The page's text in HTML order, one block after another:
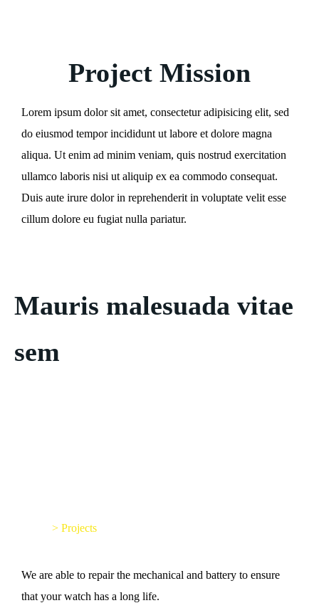
Project Mission
Lorem ipsum dolor sit amet, consectetur adipisicing elit, sed
do eiusmod tempor incididunt ut labore et dolore magna
aliqua. Ut enim ad minim veniam, quis nostrud exercitation
ullamco laboris nisi ut aliquip ex ea commodo consequat.
Duis aute irure dolor in reprehenderit in voluptate velit esse
cillum dolore eu fugiat nulla pariatur.
Mauris malesuada vitae
sem
> Projects
We are able to repair the mechanical and battery to ensure
that your watch has a long life.